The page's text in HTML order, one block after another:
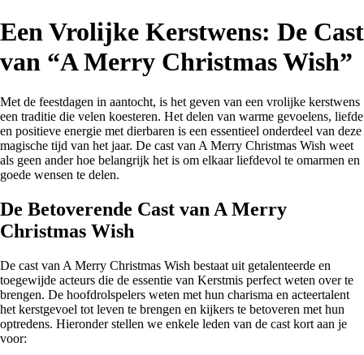
Een Vrolijke Kerstwens: De Cast
van “A Merry Christmas Wish”
Met de feestdagen in aantocht, is het geven van een vrolijke kerstwens
een traditie die velen koesteren. Het delen van warme gevoelens, liefde
en positieve energie met dierbaren is een essentieel onderdeel van deze
magische tijd van het jaar. De cast van A Merry Christmas Wish weet
als geen ander hoe belangrijk het is om elkaar liefdevol te omarmen en
goede wensen te delen.
De Betoverende Cast van A Merry
Christmas Wish
De cast van A Merry Christmas Wish bestaat uit getalenteerde en
toegewijde acteurs die de essentie van Kerstmis perfect weten over te
brengen. De hoofdrolspelers weten met hun charisma en acteertalent
het kerstgevoel tot leven te brengen en kijkers te betoveren met hun
optredens. Hieronder stellen we enkele leden van de cast kort aan je
voor: